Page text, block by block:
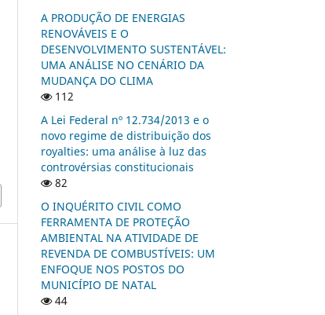
A PRODUÇÃO DE ENERGIAS
RENOVÁVEIS E O
DESENVOLVIMENTO SUSTENTÁVEL:
UMA ANÁLISE NO CENÁRIO DA
MUDANÇA DO CLIMA
112
A Lei Federal nº 12.734/2013 e o
novo regime de distribuição dos
royalties: uma análise à luz das
controvérsias constitucionais
82
O INQUÉRITO CIVIL COMO
FERRAMENTA DE PROTEÇÃO
AMBIENTAL NA ATIVIDADE DE
REVENDA DE COMBUSTÍVEIS: UM
ENFOQUE NOS POSTOS DO
MUNICÍPIO DE NATAL
44